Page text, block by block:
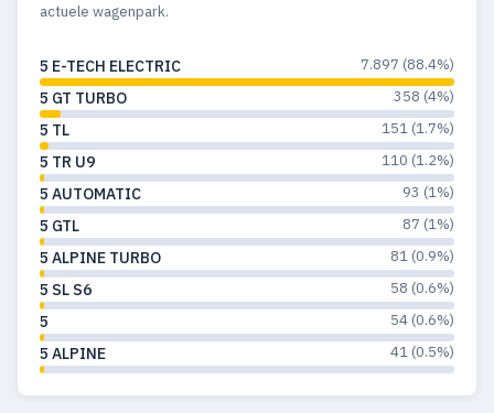
actuele wagenpark.
5 E-TECH ELECTRIC 7.897 (88.4%)
5 GT TURBO 358 (4%)
5 TL 151 (1.7%)
5 TR U9 110 (1.2%)
5 AUTOMATIC 93 (1%)
5 GTL 87 (1%)
5 ALPINE TURBO 81 (0.9%)
5 SL S6 58 (0.6%)
5 54 (0.6%)
5 ALPINE 41 (0.5%)